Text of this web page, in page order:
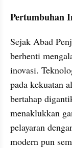
Pertumbuhan
Sejak Abad
berhenti
inovasi.
pada kekuatan
bertahap
menaklukkan
pelayaran
modern pun